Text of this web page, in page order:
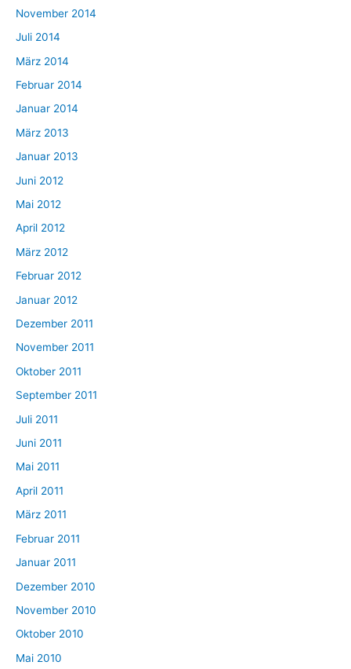
November 2014
Juli 2014
März 2014
Februar 2014
Januar 2014
März 2013
Januar 2013
Juni 2012
Mai 2012
April 2012
März 2012
Februar 2012
Januar 2012
Dezember 2011
November 2011
Oktober 2011
September 2011
Juli 2011
Juni 2011
Mai 2011
April 2011
März 2011
Februar 2011
Januar 2011
Dezember 2010
November 2010
Oktober 2010
Mai 2010